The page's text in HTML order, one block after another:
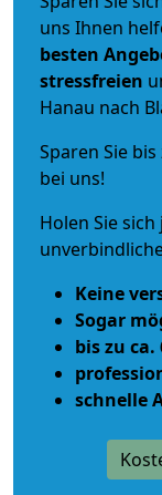
uns Ihnen
besten
stressfreien
Hanau nach
Sparen Sie
bei uns!
Holen Sie
Keine
Sogar
bis zu ca.
schnelle